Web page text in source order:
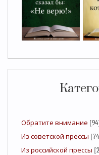
Обратите внимание [94]
Из советской прессы
Из российской прессы